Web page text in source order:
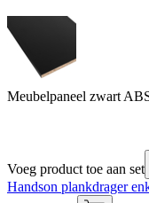
Meubelpaneel zwart
Voeg product toe aan set
Handson plankdrager